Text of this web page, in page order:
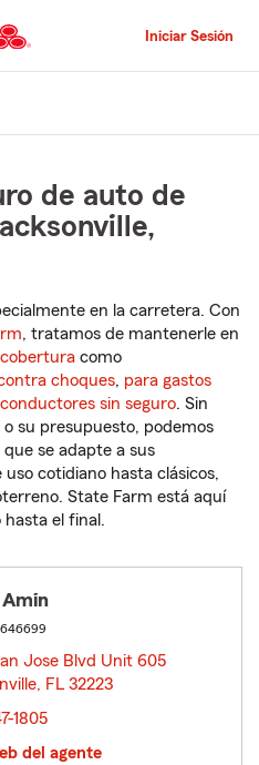
al
contenido
principal
Iniciar Sesión
de auto de
en la carretera. Con
, tratamos de mantenerle en
como
choques, para gastos
sin seguro. Sin
su presupuesto, podemos
se adapte a sus
cotidiano hasta clásicos,
State Farm está aquí
hasta el final.
Jose Blvd Unit 605
FL 32223
1805
del agente